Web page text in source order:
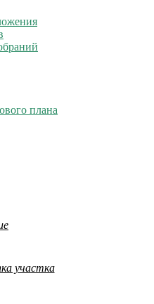
плана
участка